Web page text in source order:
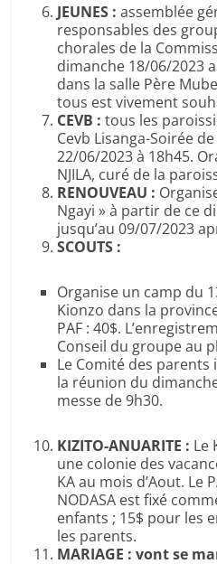
JEUNES :assemblée
responsables des
chorales de la
dimanche 18/06/2023
dans la salle Père
tous est vivement
CEVB :tous les
Cevb Lisanga-Soirée
22/06/2023 à 18h45.
NJILA, curé de la
RENOUVEAU :
Ngayi » à partir de ce
jusqu’au 09/07/2023
SCOUTS :
Organise un camp du
Kionzo dans la
PAF : 40$.
Conseil du groupe au
Le Comité des
la réunion du
messe de 9h30.
KIZITO-ANUARITE : Le
une colonie des
KA au mois d’Aout. Le
NODASA est fixé
enfants ; 15$ pour les
les parents.
MARIAGE : vont se